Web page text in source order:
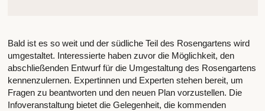
Bald ist es so weit und der südliche Teil des Rosengartens wird
umgestaltet. Interessierte haben zuvor die Möglichkeit, den
abschließenden Entwurf für die Umgestaltung des Rosengartens
kennenzulernen. Expertinnen und Experten stehen bereit, um
Fragen zu beantworten und den neuen Plan vorzustellen. Die
Infoveranstaltung bietet die Gelegenheit, die kommenden